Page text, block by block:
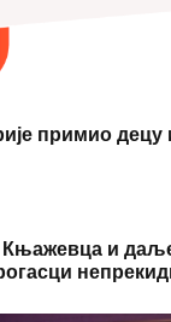
примио децу
и